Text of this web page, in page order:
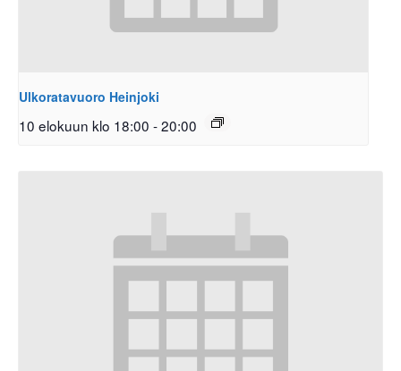
Ulkoratavuoro Heinjoki
10 elokuun klo 18:00 -20:00